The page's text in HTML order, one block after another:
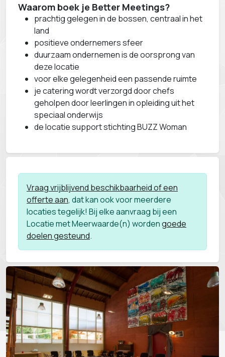
Waarom boek je Better Meetings?
prachtig gelegen in de bossen, centraal in het
land
positieve ondernemers sfeer
duurzaam ondernemen is de oorsprong van
deze locatie
voor elke gelegenheid een passende ruimte
je catering wordt verzorgd door chefs
geholpen door leerlingen in opleiding uit het
speciaal onderwijs
de locatie support stichting BUZZ Woman
Vraag vrijblijvend beschikbaarheid of een
offerte aan, dat kan ook voor meerdere
locaties tegelijk! Bij elke aanvraag bij een
Locatie met Meerwaarde(n) wordengoede
doelen gesteund.